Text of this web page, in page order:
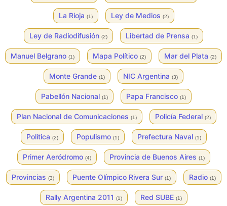
La Rioja (1) Ley de Medios (2)
Ley de Radiodifusión (2) Libertad de Prensa (1)
Manuel Belgrano (1) Mapa Político (2) Mar del Plata (2)
Monte Grande (1) NIC Argentina (3)
Pabellón Nacional (1) Papa Francisco (1)
Plan Nacional de Comunicaciones (1) Policía Federal (2)
Política (2) Populismo (1) Prefectura Naval (1)
Primer Aeródromo (4) Provincia de Buenos Aires (1)
Provincias (3) Puente Olímpico Rivera Sur (1) Radio (1)
Rally Argentina 2011 (1) Red SUBE (1)